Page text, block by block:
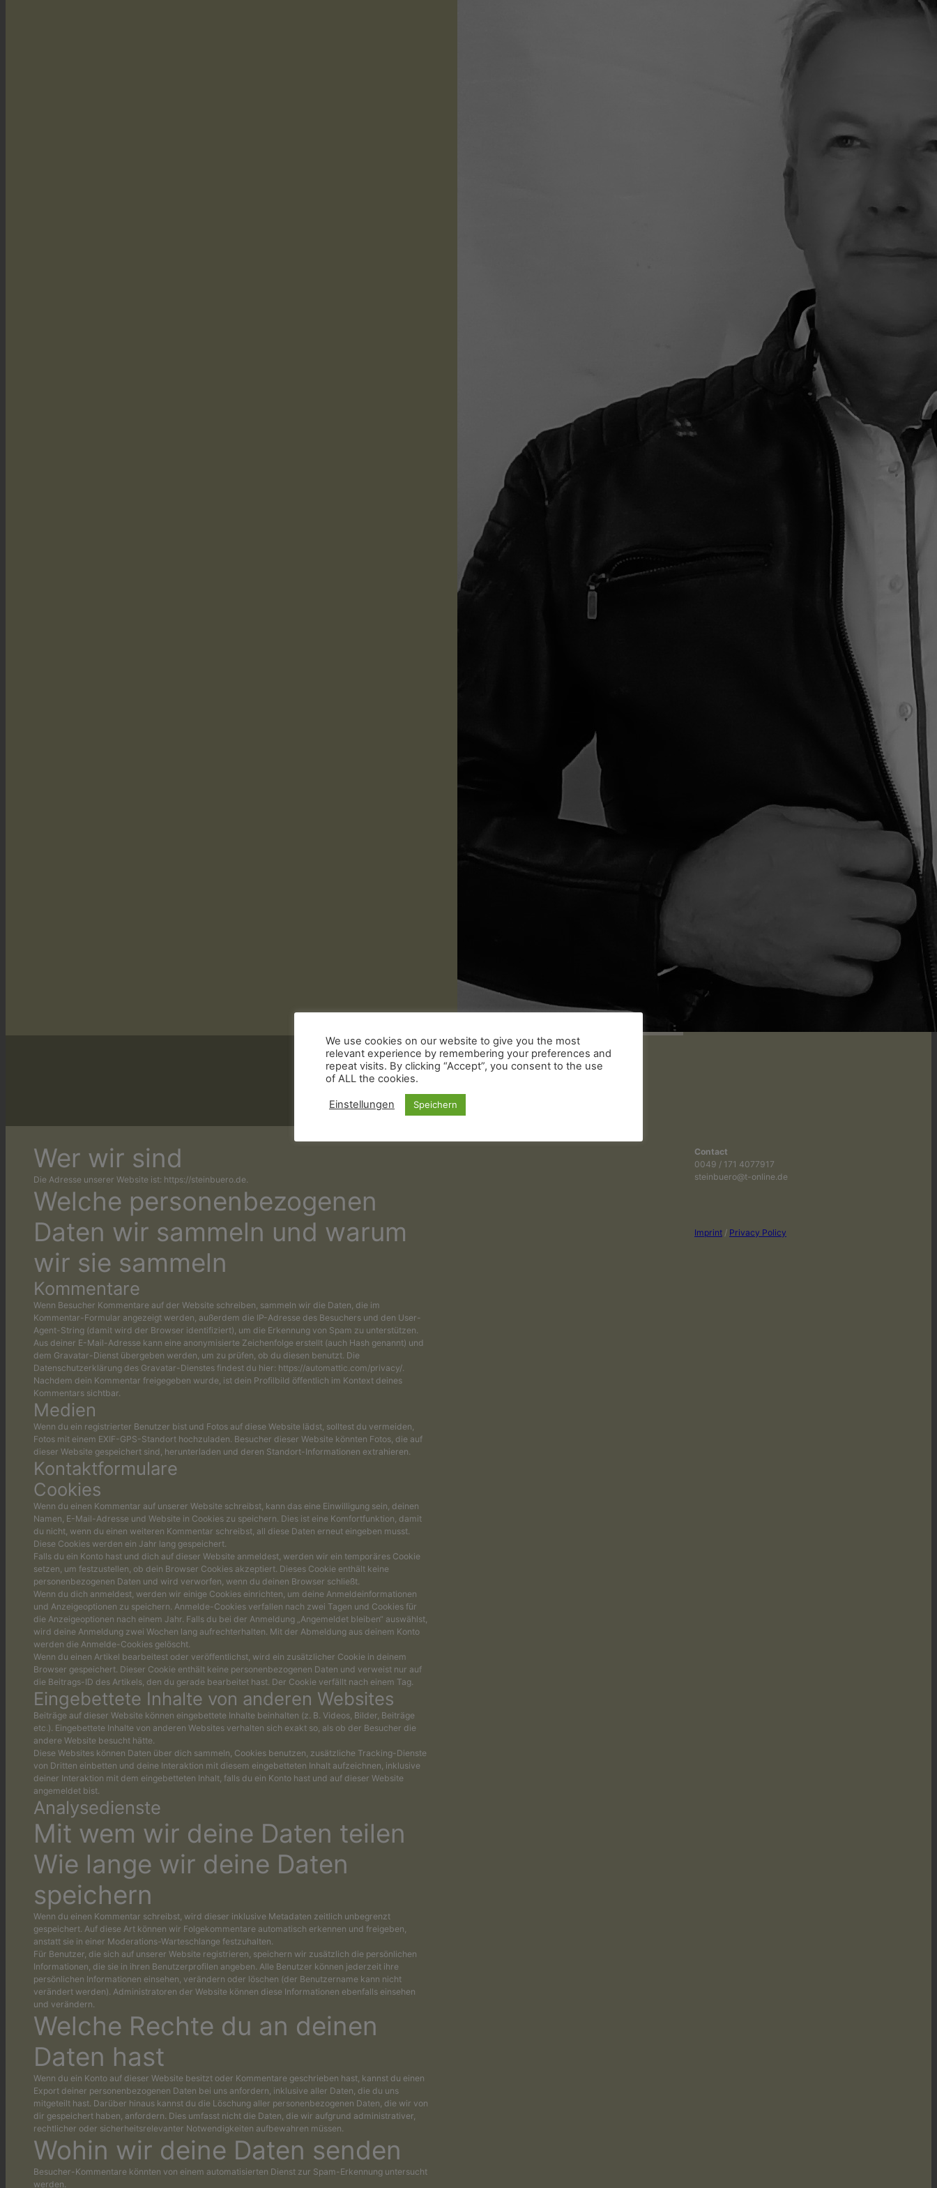
Wer wir sind
Die Adresse unserer Website ist: https://steinbuero.de.
Welche personenbezogenen
Daten wir sammeln und warum
wir sie sammeln
Kommentare
Wenn Besucher Kommentare auf der Website schreiben, sammeln wir die Daten, die im
Kommentar-Formular angezeigt werden, außerdem die IP-Adresse des Besuchers und den User-
Agent-String (damit wird der Browser identifiziert), um die Erkennung von Spam zu unterstützen.
Aus deiner E-Mail-Adresse kann eine anonymisierte Zeichenfolge erstellt (auch Hash genannt) und
dem Gravatar-Dienst übergeben werden, um zu prüfen, ob du diesen benutzt. Die
Datenschutzerklärung des Gravatar-Dienstes findest du hier: https://automattic.com/privacy/.
Nachdem dein Kommentar freigegeben wurde, ist dein Profilbild öffentlich im Kontext deines
Kommentars sichtbar.
Medien
Wenn du ein registrierter Benutzer bist und Fotos auf diese Website lädst, solltest du vermeiden,
Fotos mit einem EXIF-GPS-Standort hochzuladen. Besucher dieser Website könnten Fotos, die auf
dieser Website gespeichert sind, herunterladen und deren Standort-Informationen extrahieren.
Kontaktformulare
Cookies
Wenn du einen Kommentar auf unserer Website schreibst, kann das eine Einwilligung sein, deinen
Namen, E-Mail-Adresse und Website in Cookies zu speichern. Dies ist eine Komfortfunktion, damit
du nicht, wenn du einen weiteren Kommentar schreibst, all diese Daten erneut eingeben musst.
Diese Cookies werden ein Jahr lang gespeichert.
Falls du ein Konto hast und dich auf dieser Website anmeldest, werden wir ein temporäres Cookie
setzen, um festzustellen, ob dein Browser Cookies akzeptiert. Dieses Cookie enthält keine
personenbezogenen Daten und wird verworfen, wenn du deinen Browser schließt.
Wenn du dich anmeldest, werden wir einige Cookies einrichten, um deine Anmeldeinformationen
und Anzeigeoptionen zu speichern. Anmelde-Cookies verfallen nach zwei Tagen und Cookies für
die Anzeigeoptionen nach einem Jahr. Falls du bei der Anmeldung „Angemeldet bleiben“ auswählst,
wird deine Anmeldung zwei Wochen lang aufrechterhalten. Mit der Abmeldung aus deinem Konto
werden die Anmelde-Cookies gelöscht.
Wenn du einen Artikel bearbeitest oder veröffentlichst, wird ein zusätzlicher Cookie in deinem
Browser gespeichert. Dieser Cookie enthält keine personenbezogenen Daten und verweist nur auf
die Beitrags-ID des Artikels, den du gerade bearbeitet hast. Der Cookie verfällt nach einem Tag.
Eingebettete Inhalte von anderen Websites
Beiträge auf dieser Website können eingebettete Inhalte beinhalten (z. B. Videos, Bilder, Beiträge
etc.). Eingebettete Inhalte von anderen Websites verhalten sich exakt so, als ob der Besucher die
andere Website besucht hätte.
Diese Websites können Daten über dich sammeln, Cookies benutzen, zusätzliche Tracking-Dienste
von Dritten einbetten und deine Interaktion mit diesem eingebetteten Inhalt aufzeichnen, inklusive
deiner Interaktion mit dem eingebetteten Inhalt, falls du ein Konto hast und auf dieser Website
angemeldet bist.
Analysedienste
Mit wem wir deine Daten teilen
Wie lange wir deine Daten
speichern
Wenn du einen Kommentar schreibst, wird dieser inklusive Metadaten zeitlich unbegrenzt
gespeichert. Auf diese Art können wir Folgekommentare automatisch erkennen und freigeben,
anstatt sie in einer Moderations-Warteschlange festzuhalten.
Für Benutzer, die sich auf unserer Website registrieren, speichern wir zusätzlich die persönlichen
Informationen, die sie in ihren Benutzerprofilen angeben. Alle Benutzer können jederzeit ihre
persönlichen Informationen einsehen, verändern oder löschen (der Benutzername kann nicht
verändert werden). Administratoren der Website können diese Informationen ebenfalls einsehen
und verändern.
Welche Rechte du an deinen
Daten hast
Wenn du ein Konto auf dieser Website besitzt oder Kommentare geschrieben hast, kannst du einen
Export deiner personenbezogenen Daten bei uns anfordern, inklusive aller Daten, die du uns
mitgeteilt hast. Darüber hinaus kannst du die Löschung aller personenbezogenen Daten, die wir von
dir gespeichert haben, anfordern. Dies umfasst nicht die Daten, die wir aufgrund administrativer,
rechtlicher oder sicherheitsrelevanter Notwendigkeiten aufbewahren müssen.
Wohin wir deine Daten senden
Besucher-Kommentare könnten von einem automatisierten Dienst zur Spam-Erkennung untersucht
werden.
Contact
0049 / 171 4077917
steinbuero@t-online.de
Imprint / Privacy Policy
We use cookies on our website to give you the most
relevant experience by remembering your preferences and
repeat visits. By clicking “Accept”, you consent to the use
of ALL the cookies.
Einstellungen Speichern